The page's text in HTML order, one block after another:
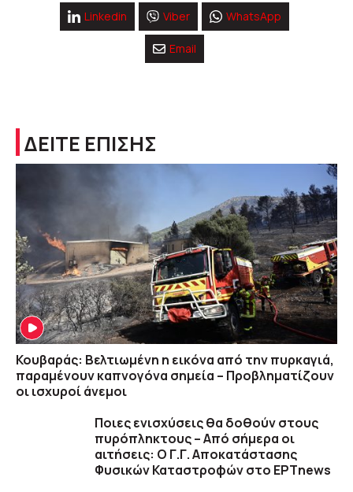
Linkedin Viber WhatsApp
Email
ΔΕΙΤΕ ΕΠΙΣΗΣ
Κουβαράς: Βελτιωμένη η εικόνα από την πυρκαγιά,
παραμένουν καπνογόνα σημεία – Προβληματίζουν
οι ισχυροί άνεμοι
Ποιες ενισχύσεις θα δοθούν στους
πυρόπληκτους – Από σήμερα οι
αιτήσεις: Ο Γ.Γ. Αποκατάστασης
Φυσικών Καταστροφών στο ΕΡΤnews